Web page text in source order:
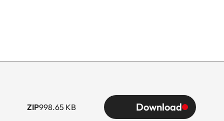
ZIP998.65 KB Download